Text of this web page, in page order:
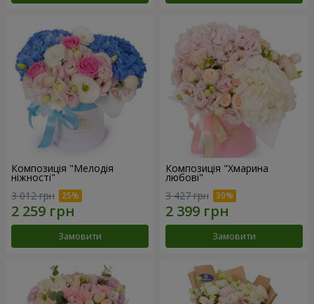
Композиція "Мелодія
ніжності"
3 012 грн
Замовити
Композиція "Хмарина
любові"
3 427 грн
Замовити